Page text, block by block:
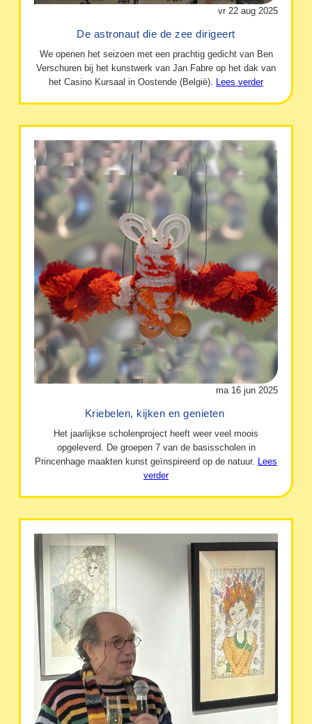
vr 22 aug 2025
De astronaut die de zee dirigeert
We openen het seizoen met een prachtig gedicht van Ben
Verschuren bij het kunstwerk van Jan Fabre op het dak van
het Casino Kursaal in Oostende (België). Lees verder
ma 16 jun 2025
Kriebelen, kijken en genieten
Het jaarlijkse scholenproject heeft weer veel moois
opgeleverd. De groepen 7 van de basisscholen in
Princenhage maakten kunst geïnspireerd op de natuur. Lees
verder